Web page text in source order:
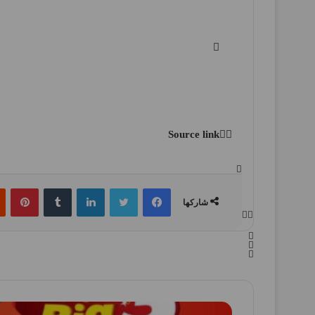
Source link
شاركها
فيسبوك تويتر لينكدإن